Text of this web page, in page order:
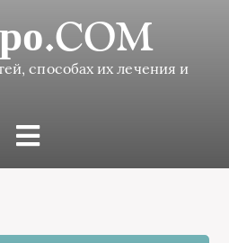
способах их лечения и